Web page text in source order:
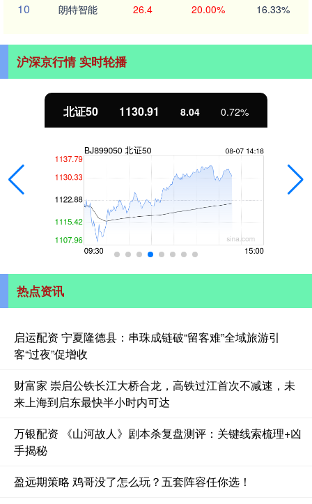
10 朗特智能 26.4 20.00% 16.33%
沪深京行情 实时轮播
北证50 1130.91 8.04 0.72%
热点资讯
启运配资 宁夏隆德县：串珠成链破“留客难”全域旅游引
客“过夜”促增收
财富家 崇启公铁长江大桥合龙，高铁过江首次不减速，未
来上海到启东最快半小时内可达
万银配资 《山河故人》剧本杀复盘测评：关键线索梳理+凶
手揭秘
盈远期策略 鸡哥没了怎么玩？五套阵容任你选！